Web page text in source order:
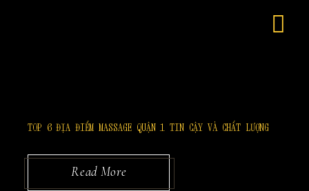
TOP 6 ĐỊA ĐIỂM MASSAGE QUẬN 1 TIN CẬY VÀ CHẤT LƯỢNG
Read More